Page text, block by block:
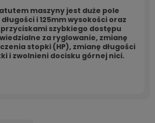
maszyny jest duże pole
i 125mm wysokości oraz
szybkiego dostępu
za ryglowanie, zmianę
stopki (HP), zmianę długości
i zwolnieni docisku górnej nici.